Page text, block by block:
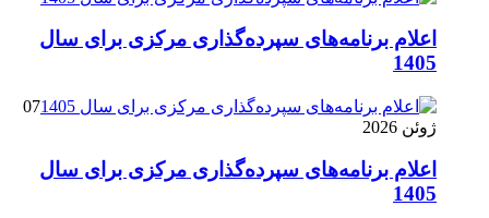
اعلام برنامه‌های سپرده‌گذاری مرکزی برای سال
1405
07
ژوئن 2026
اعلام برنامه‌های سپرده‌گذاری مرکزی برای سال
1405